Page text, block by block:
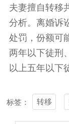
夫妻擅自转移
分析。离婚诉
处罚，份额可
两年以下徒刑
以上五年以下
标签： 转移